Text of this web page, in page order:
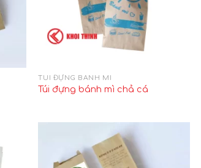
TÚI ĐỰNG BÁNH MÌ
Túi đựng bánh mì chả cá